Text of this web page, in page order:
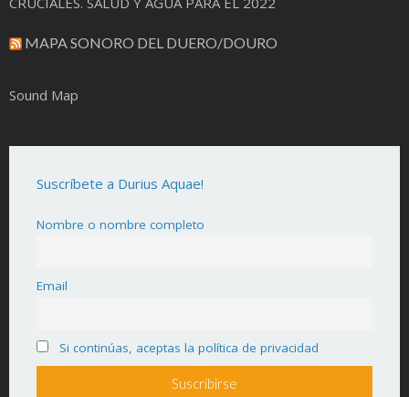
MAPA SONORO DEL DUERO/DOURO
Sound Map
Suscríbete a Durius Aquae!
Nombre o nombre completo
Email
Si continúas, aceptas la política de privacidad